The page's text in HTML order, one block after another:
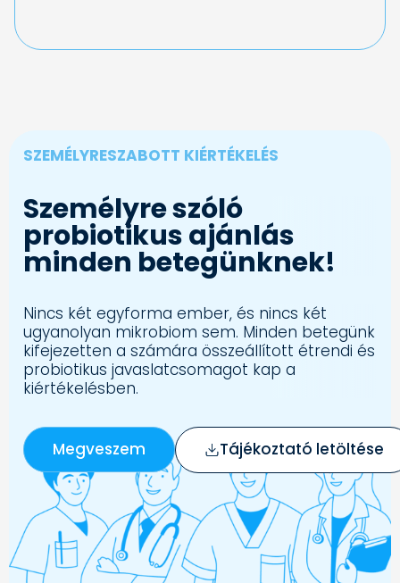
SZEMÉLYRESZABOTT KIÉRTÉKELÉS
Személyre szóló
probiotikus ajánlás
minden betegünknek!
Nincs két egyforma ember, és nincs két
ugyanolyan mikrobiom sem. Minden betegünk
kifejezetten a számára összeállított étrendi és
probiotikus javaslatcsomagot kap a
kiértékelésben.
Megveszem Tájékoztató letöltése